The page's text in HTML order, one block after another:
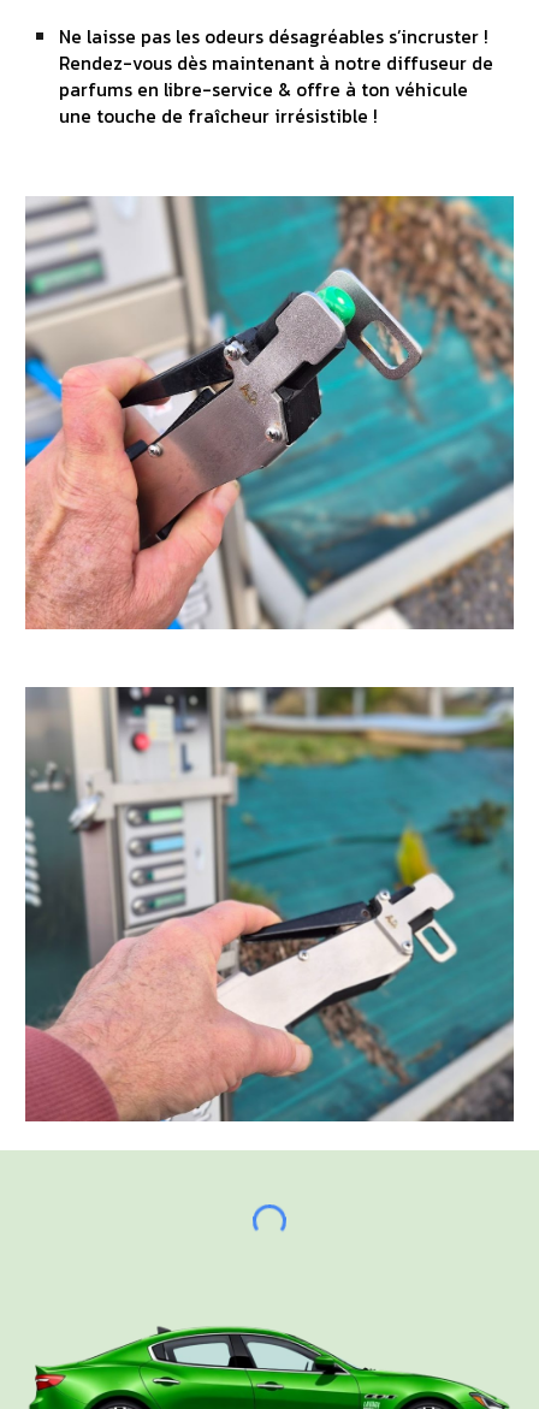
Ne laisse pas les odeurs désagréables s’incruster !
Rendez-vous dès maintenant à notre diffuseur de
parfums en libre-service & offre à ton véhicule
une touche de fraîcheur irrésistible !